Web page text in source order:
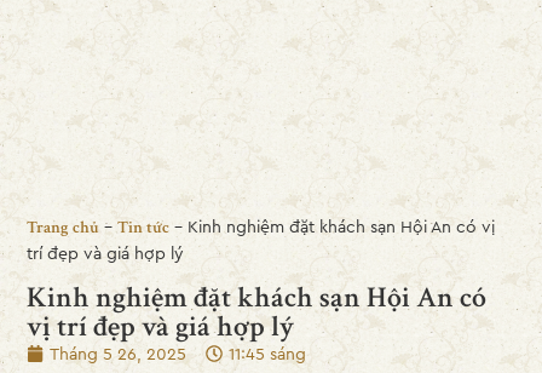
Trang chủ -Tin tức - Kinh nghiệm đặt khách sạn Hội An có vị
trí đẹp và giá hợp lý
Kinh nghiệm đặt khách sạn Hội An có
vị trí đẹp và giá hợp lý
Tháng 5 26, 2025 11:45 sáng